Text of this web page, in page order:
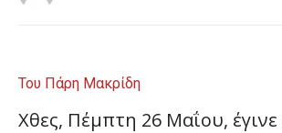
Του Πάρη Μακρίδη
Χθες, Πέμπτη 26 Μαΐου,